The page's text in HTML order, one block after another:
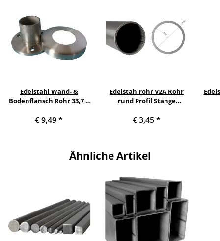
Edelstahl Wand- &
Bodenflansch Rohr 33,7 x
€ 9,49*
Edelstahlrohr V2A Rohr
rund Profil Stange
(1 Zoll) Länge: 100 mm
€ 3,45*
Ähnliche Artikel